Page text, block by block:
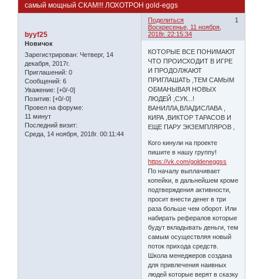
самый мощный СКАМ!!! ЛОХОТРОН gold-eggs
Поделиться
1
Воскресенье, 11 ноября,
2018г. 22:15:34
byyf25
Новичок
Зарегистрирован: Четверг, 14
декабря, 2017г.
Приглашений: 0
Сообщений: 6
Уважение: [+0/-0]
Позитив: [+0/-0]
Провел на форуме:
11 минут
Последний визит:
Среда, 14 ноября, 2018г. 00:11:44
КОТОРЫЕ ВСЕ ПОНИМАЮТ
ЧТО ПРОИСХОДИТ В ИГРЕ
И ПРОДОЛЖАЮТ
ПРИГЛАШАТЬ ,ТЕМ САМЫМ
ОБМАНЫВАЯ НОВЫХ
ЛЮДЕЙ ,СУК...!
ВАНИЛЛА,ВЛАДИСЛАВА ,
КИРА ,ВИКТОР ТАРАСОВ И
ЕЩЕ ПАРУ ЭКЗЕМПЛЯРОВ ,
Кого кинули на проекте
пишите в нашу группу!
https://vk.com/goldeneggss
По началу выплачивает
копейки, в дальнейшем кроме
подтверждения активности,
просит внести денег в три
раза больше чем оборот. Или
набирать рефералов которые
будут вкладывать деньги, тем
самым осуществляя новый
поток прихода средств.
Школа менеджеров создана
для привлечения наивных
людей которые верят в сказку